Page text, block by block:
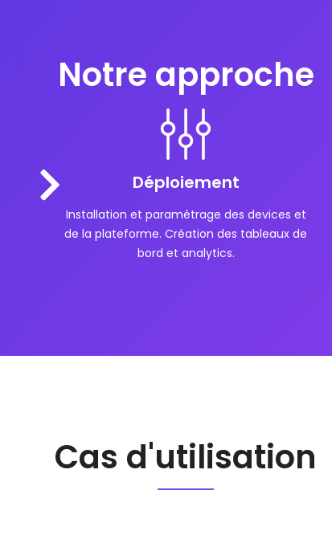
Notre approche
Déploiement
Installation et paramétrage des devices et
de la plateforme. Création des tableaux de
bord et analytics.
Cas d'utilisation